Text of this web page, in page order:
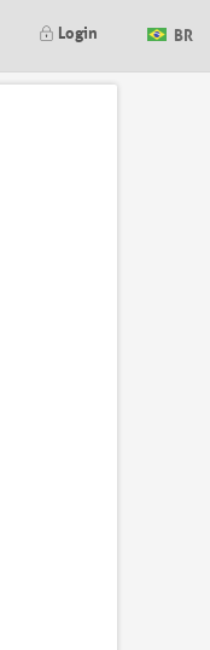
Login BR